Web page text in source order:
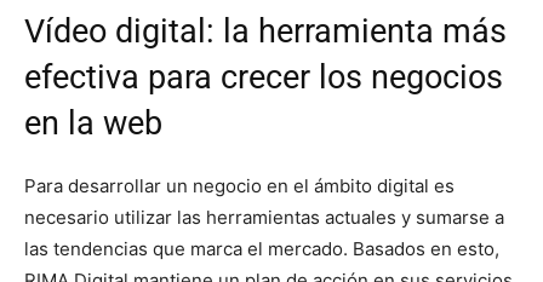
Vídeo digital: la herramienta más
efectiva para crecer los negocios
en la web
Para desarrollar un negocio en el ámbito digital es
necesario utilizar las herramientas actuales y sumarse a
las tendencias que marca el mercado. Basados en esto,